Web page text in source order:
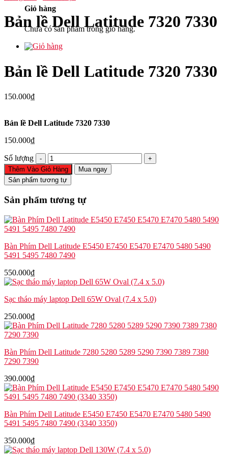
Giỏ hàng
Chưa có sản phẩm trong giỏ hàng.
Bản lề Dell Latitude 7320 7330
Bản lề Dell Latitude 7320 7330
150.000₫
Bản lề Dell Latitude 7320 7330
150.000₫
Số lượng
Bản
lề
Dell
Latitude
7330
lượng
Thêm Vào Giỏ Hàng
Mua ngay
Sản phẩm tương tự
Sản phẩm tương tự
Bàn Phím Dell Latitude E5450 E7450 E5470 E7470 5480 5490
5491 5495 7480 7490
550.000₫
Sạc tháo máy laptop Dell 65W Oval (7.4 x 5.0)
250.000₫
Bàn Phím Dell Latitude 7280 5280 5289 5290 7390 7389 7380
7290 7390
390.000₫
Bàn Phím Dell Latitude E5450 E7450 E5470 E7470 5480 5490
5491 5495 7480 7490 (3340 3350)
350.000₫